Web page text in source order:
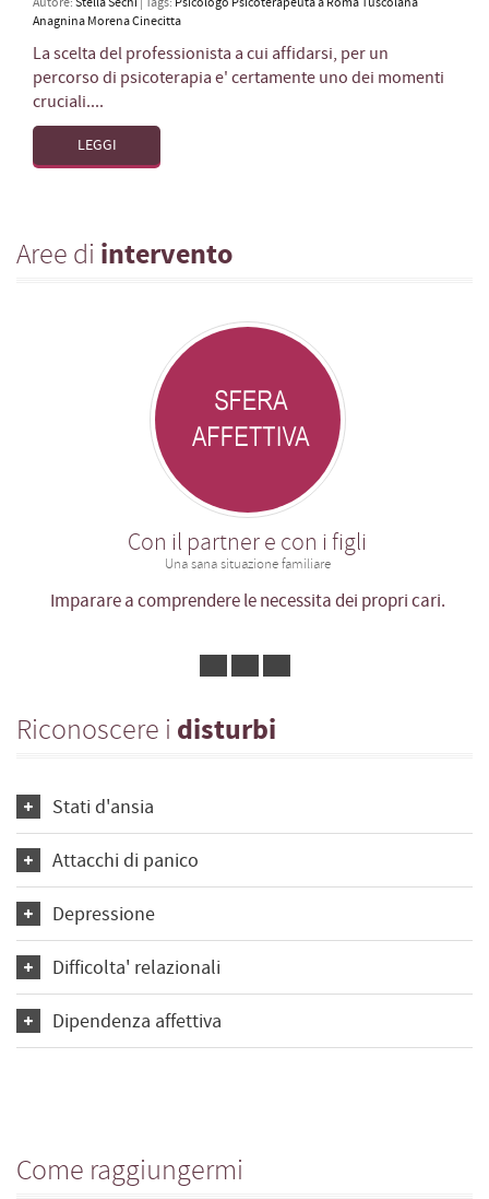
Autore: Stella Sechi | Tags: Psicologo Psicoterapeuta a Roma Tuscolana
Anagnina Morena Cinecitta
La scelta del professionista a cui affidarsi, per un
percorso di psicoterapia e' certamente uno dei momenti
cruciali....
LEGGI
Aree di intervento
Con il partner e con i figli
Una sana situazione familiare
Imparare a comprendere le necessita dei propri cari.
Riconoscere i disturbi
Stati d'ansia
Attacchi di panico
Depressione
Difficolta' relazionali
Dipendenza affettiva
Come raggiungermi